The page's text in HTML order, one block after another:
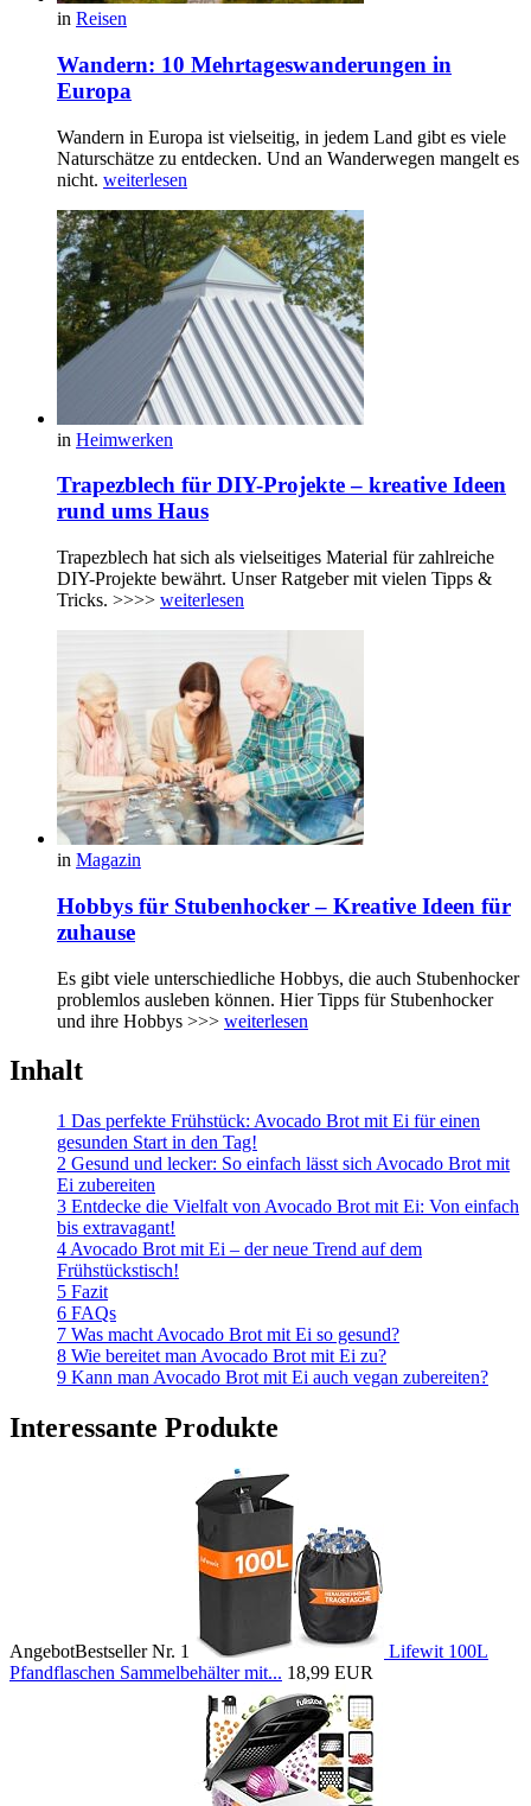
in Reisen
Wandern: 10 Mehrtageswanderungen in
Europa
Wandern in Europa ist vielseitig, in jedem Land gibt es viele
Naturschätze zu entdecken. Und an Wanderwegen mangelt es
nicht. weiterlesen
in Heimwerken
Trapezblech für DIY-Projekte – kreative Ideen
rund ums Haus
Trapezblech hat sich als vielseitiges Material für zahlreiche
DIY-Projekte bewährt. Unser Ratgeber mit vielen Tipps &
Tricks. >>>> weiterlesen
in Magazin
Hobbys für Stubenhocker – Kreative Ideen für
zuhause
Es gibt viele unterschiedliche Hobbys, die auch Stubenhocker
problemlos ausleben können. Hier Tipps für Stubenhocker
und ihre Hobbys >>> weiterlesen
Inhalt
1 Das perfekte Frühstück: Avocado Brot mit Ei für einen
gesunden Start in den Tag!
2 Gesund und lecker: So einfach lässt sich Avocado Brot mit
Ei zubereiten
3 Entdecke die Vielfalt von Avocado Brot mit Ei: Von einfach
bis extravagant!
4 Avocado Brot mit Ei – der neue Trend auf dem
Frühstückstisch!
5 Fazit
6 FAQs
7 Was macht Avocado Brot mit Ei so gesund?
8 Wie bereitet man Avocado Brot mit Ei zu?
9 Kann man Avocado Brot mit Ei auch vegan zubereiten?
Interessante Produkte
AngebotBestseller Nr. 1
Lifewit 100L
Pfandflaschen Sammelbehälter mit... 18,99 EUR